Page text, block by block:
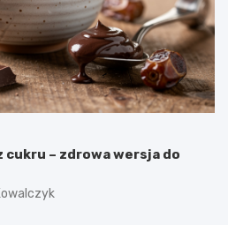
cukru – zdrowa wersja do